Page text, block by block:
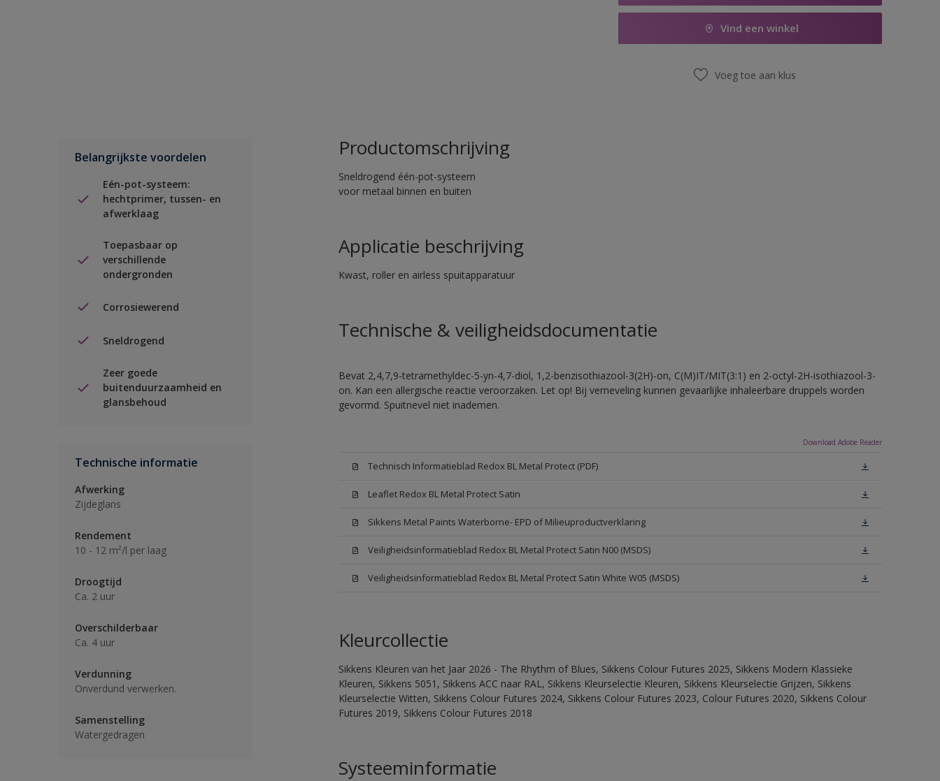
Vind een winkel
Voeg toe aan klus
Belangrijkste voordelen
Eén-pot-systeem:
hechtprimer, tussen- en
afwerklaag
Toepasbaar op
verschillende
ondergronden
Corrosiewerend
Sneldrogend
Zeer goede
buitenduurzaamheid en
glansbehoud
Technische informatie
Afwerking
Zijdeglans
Rendement
10 - 12 m²/l per laag
Droogtijd
Ca. 2 uur
Overschilderbaar
Ca. 4 uur
Verdunning
Onverdund verwerken.
Samenstelling
Watergedragen
Productomschrijving
Sneldrogend één-pot-systeem
voor metaal binnen en buiten
Applicatie beschrijving
Kwast, roller en airless spuitapparatuur
Technische & veiligheidsdocumentatie
Bevat 2,4,7,9-tetramethyldec-5-yn-4,7-diol, 1,2-benzisothiazool-3(2H)-on, C(M)IT/MIT(3:1) en 2-octyl-2H-isothiazool-3-
on. Kan een allergische reactie veroorzaken. Let op! Bij verneveling kunnen gevaarlijke inhaleerbare druppels worden
gevormd. Spuitnevel niet inademen.
Download Adobe Reader
Technisch Informatieblad Redox BL Metal Protect (PDF)
Leaflet Redox BL Metal Protect Satin
Sikkens Metal Paints Waterborne- EPD of Milieuproductverklaring
Veiligheidsinformatieblad Redox BL Metal Protect Satin N00 (MSDS)
Veiligheidsinformatieblad Redox BL Metal Protect Satin White W05 (MSDS)
Kleurcollectie
Sikkens Kleuren van het Jaar 2026 - The Rhythm of Blues, Sikkens Colour Futures 2025, Sikkens Modern Klassieke
Kleuren, Sikkens 5051, Sikkens ACC naar RAL, Sikkens Kleurselectie Kleuren, Sikkens Kleurselectie Grijzen, Sikkens
Kleurselectie Witten, Sikkens Colour Futures 2024, Sikkens Colour Futures 2023, Colour Futures 2020, Sikkens Colour
Futures 2019, Sikkens Colour Futures 2018
Systeeminformatie